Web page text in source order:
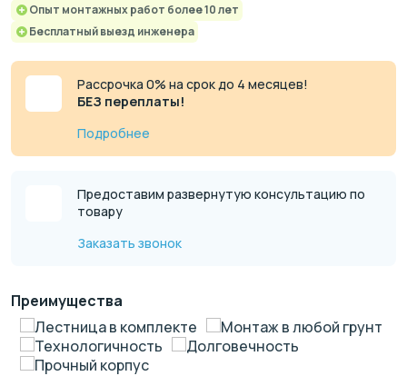
Опыт монтажных работ более 10 лет
Бесплатный выезд инженера
Рассрочка 0% на срок до 4 месяцев!
БЕЗ переплаты!
Подробнее
Предоставим развернутую консультацию по
товару
Заказать звонок
Преимущества
Лестница в комплекте
Монтаж в любой грунт
Технологичность
Долговечность
Прочный корпус